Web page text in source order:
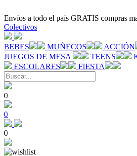
Envíos a todo el país GRATIS compras
Colectivos
BEBES MUÑECOS ACCIÓN
JUEGOS DE MESA
TEENS
ESCOLARES
FIESTA
0
0
0